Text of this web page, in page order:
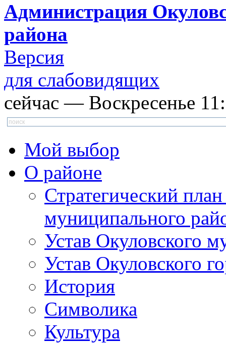
Администрация
района
Версия
для слабовидящих
сейчас — Воскресенье
Мой выбор
О районе
Стратегический
муниципального
Устав Окуловского
Устав Окуловского
История
Символика
Культура